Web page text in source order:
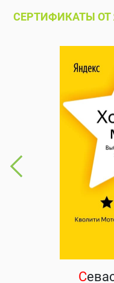
СЕРТИФИКАТЫ ОТ
С